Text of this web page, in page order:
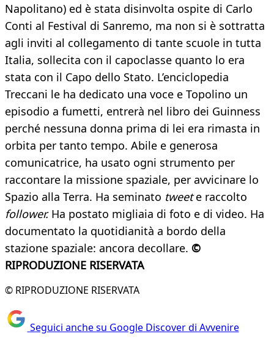
Napolitano) ed è stata disinvolta ospite di Carlo
Conti al Festival di Sanremo, ma non si è sottratta
agli inviti al collegamento di tante scuole in tutta
Italia, sollecita con il capoclasse quanto lo era
stata con il Capo dello Stato. L’enciclopedia
Treccani le ha dedicato una voce e Topolino un
episodio a fumetti, entrerà nel libro dei Guinness
perché nessuna donna prima di lei era rimasta in
orbita per tanto tempo. Abile e generosa
comunicatrice, ha usato ogni strumento per
raccontare la missione spaziale, per avvicinare lo
Spazio alla Terra. Ha seminato tweete raccolto
follower.Ha postato migliaia di foto e di video. Ha
documentato la quotidianità a bordo della
stazione spaziale: ancora decollare. ©
RIPRODUZIONE RISERVATA
© RIPRODUZIONE RISERVATA
Seguici anche su Google Discover di Avvenire